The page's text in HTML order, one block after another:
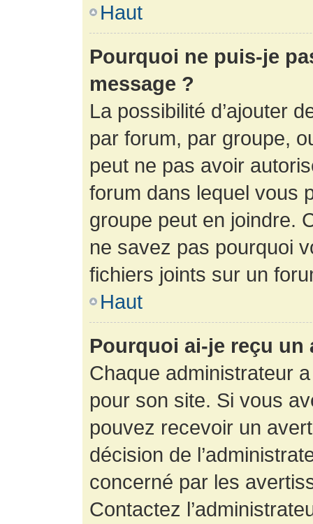
Haut
Pourquoi ne puis-je
message ?
La possibilité d’ajouter
par forum, par groupe,
peut ne pas avoir
forum dans lequel vous
groupe peut en joindre.
ne savez pas pourquoi
fichiers joints sur un
Haut
Pourquoi ai-je reçu un
Chaque administrateur
pour son site. Si vous
pouvez recevoir un
décision de
concerné par les
Contactez